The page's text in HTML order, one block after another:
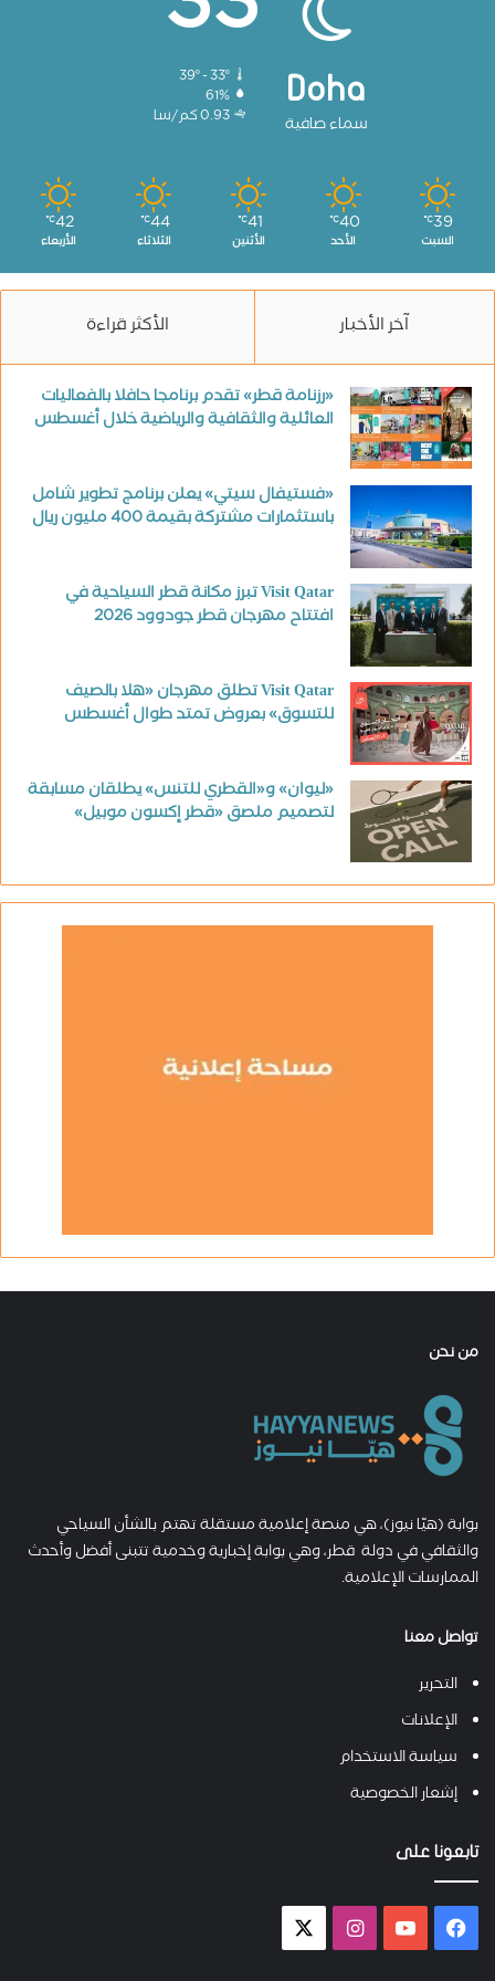
Doha
سماء صافية
39º - 33º
61%
0.93 كم/سا
39
℃
السبت
40
℃
الأحد
41
℃
الأثنين
44
℃
الثلاثاء
42
℃
الأربعاء
آخر الأخبار الأكثر قراءة
«رزنامة قطر» تقدم برنامجا حافلا بالفعاليات
العائلية والثقافية والرياضية خلال أغسطس
«فستيفال سيتي» يعلن برنامج تطوير شامل
باستثمارات مشتركة بقيمة 400 مليون ريال
Visit Qatar تبرز مكانة قطر السياحية في
افتتاح مهرجان قطر جودوود 2026
Visit Qatar تطلق مهرجان «هلا بالصيف
للتسوق» بعروض تمتد طوال أغسطس
«ليوان» و«القطري للتنس» يطلقان مسابقة
لتصميم ملصق «قطر إكسون موبيل»
من نحن
بوابة (هيّا نيوز)، هي منصة إعلامية مستقلة تهتم بالشأن السياحي
والثقافي في دولة قطر، وهي بوابة إخبارية وخدمية تتبنى أفضل وأحدث
الممارسات الإعلامية.
تواصل معنا
التحرير
الإعلانات
سياسة الاستخدام
إشعار الخصوصية
تابعونا على
فيسبوك يوتيوب انستقرام